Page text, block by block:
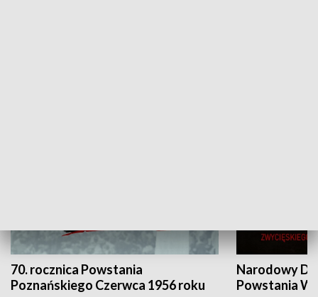
70. rocznica Powstania
Poznańskiego Czerwca 1956 roku
Narodowy
Powstania